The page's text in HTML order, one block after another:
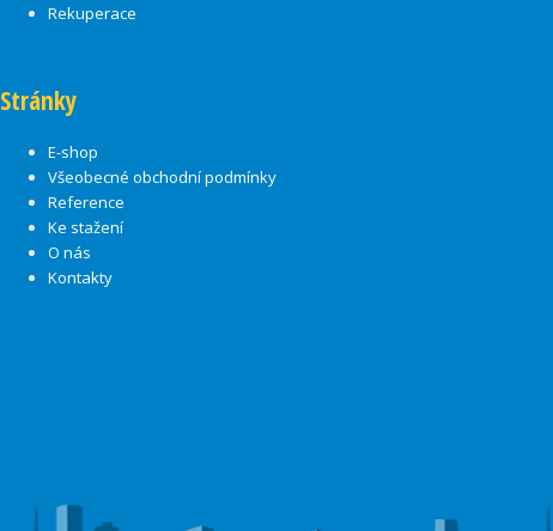
Rekuperace
Stránky
E-shop
Všeobecné obchodní podmínky
Reference
Ke stažení
O nás
Kontakty